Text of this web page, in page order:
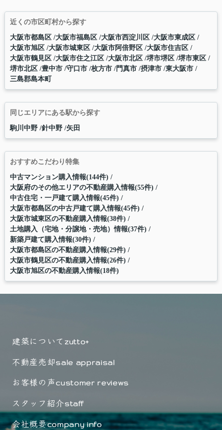
近くの市区町村から探す
大阪市都島区 大阪市福島区 大阪市西淀川区 大阪市東成区
大阪市旭区 大阪市城東区 大阪市阿倍野区 大阪市住吉区
大阪市鶴見区 大阪市住之江区 大阪市北区 堺市堺区 堺市東区
堺市北区 豊中市 守口市 枚方市 門真市 摂津市 東大阪市
三島郡島本町
同じエリアにある駅から探す
駒川中野 針中野 矢田
おすすめこだわり特集
中古マンション購入情報(144件)
大阪府のその他エリアの不動産購入情報(55件)
中古住宅・一戸建て購入情報(45件)
大阪市都島区の中古戸建て購入情報(45件)
大阪市城東区の不動産購入情報(38件)
土地購入（宅地・分譲地・売地）情報(37件)
新築戸建て購入情報(30件)
大阪市都島区の不動産購入情報(29件)
大阪市鶴見区の不動産購入情報(26件)
大阪市旭区の不動産購入情報(18件)
建築について zutto+
不動産売却sale appraisal
お客様の声customer reviews
スタッフ紹介staff
会社概要company info